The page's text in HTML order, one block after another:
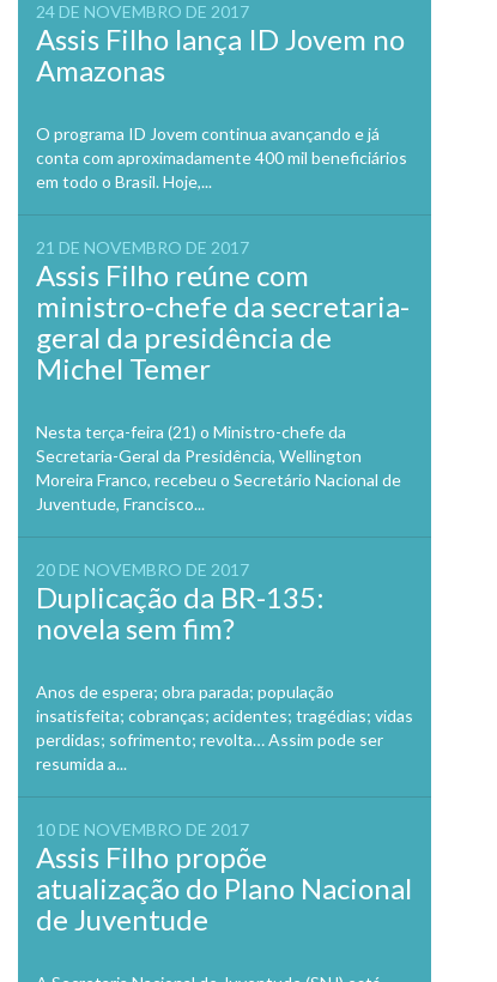
24 DE NOVEMBRO DE 2017
Assis Filho lança ID Jovem no
Amazonas
O programa ID Jovem continua avançando e já
conta com aproximadamente 400 mil beneficiários
em todo o Brasil. Hoje,...
21 DE NOVEMBRO DE 2017
Assis Filho reúne com
ministro-chefe da secretaria-
geral da presidência de
Michel Temer
Nesta terça-feira (21) o Ministro-chefe da
Secretaria-Geral da Presidência, Wellington
Moreira Franco, recebeu o Secretário Nacional de
Juventude, Francisco...
20 DE NOVEMBRO DE 2017
Duplicação da BR-135:
novela sem fim?
Anos de espera; obra parada; população
insatisfeita; cobranças; acidentes; tragédias; vidas
perdidas; sofrimento; revolta… Assim pode ser
resumida a...
10 DE NOVEMBRO DE 2017
Assis Filho propõe
atualização do Plano Nacional
de Juventude